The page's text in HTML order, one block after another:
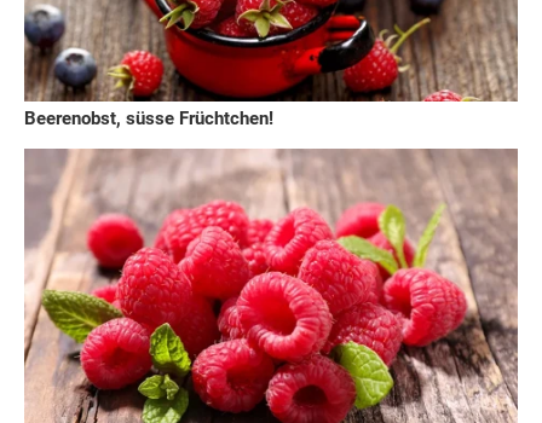
Beerenobst, süsse Früchtchen!